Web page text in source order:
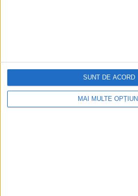
MAI MULTE OPȚIUNI
SUNT DE ACORD